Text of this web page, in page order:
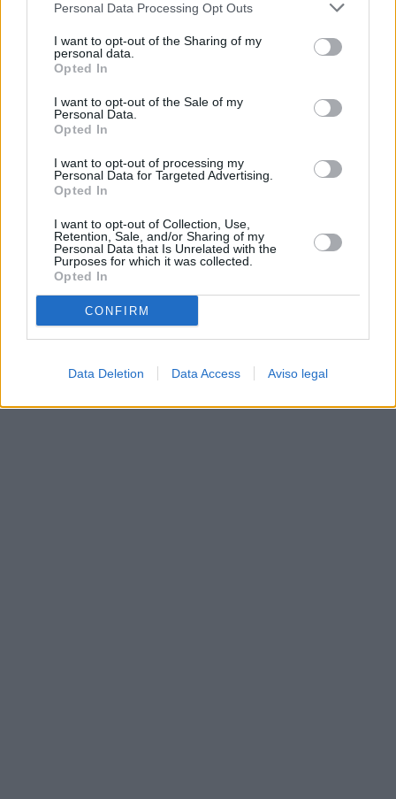
negar su consentimiento. Tenga en cuenta que algún
de su consentimiento, pero usted tiene el derecho de
rechazar tal procesamiento. Sus preferencias se aplicarán
cualquier momento entrando de nuevo en este sitio web o
visitando nuestra política de privacidad.
Personal Data Processing Opt Outs
I want to opt-out of the Sharing of my
personal data.
Opted In
I want to opt-out of the Sale of my
Personal Data.
Opted In
I want to opt-out of processing my
Personal Data for Targeted Advertising.
Opted In
I want to opt-out of Collection, Use,
Retention, Sale, and/or Sharing of my
Personal Data that Is Unrelated with the
Purposes for which it was collected.
Opted In
CONFIRM
Data Deletion Data Access Aviso legal